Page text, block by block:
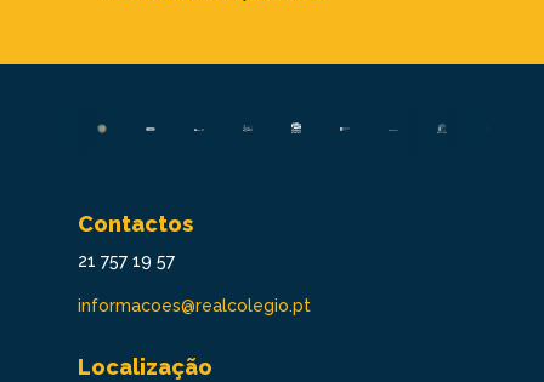
Contactos
21 757 19 57
informacoes@realcolegio.pt
Localização